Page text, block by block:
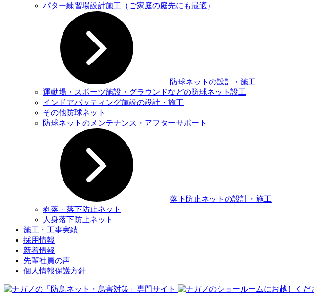
パター練習場設計施工（ご家庭の庭先にも最適）
防球ネットの設計・施工
運動場・スポーツ施設・グラウンドなどの防球ネット設⼯
インドアバッティング施設の設計・施工
その他防球ネット
防球ネットのメンテナンス・アフターサポート
落下防止ネットの設計・施工
剥落・落下防止ネット
人身落下防止ネット
施工・工事実績
採用情報
新着情報
先輩社員の声
個人情報保護方針